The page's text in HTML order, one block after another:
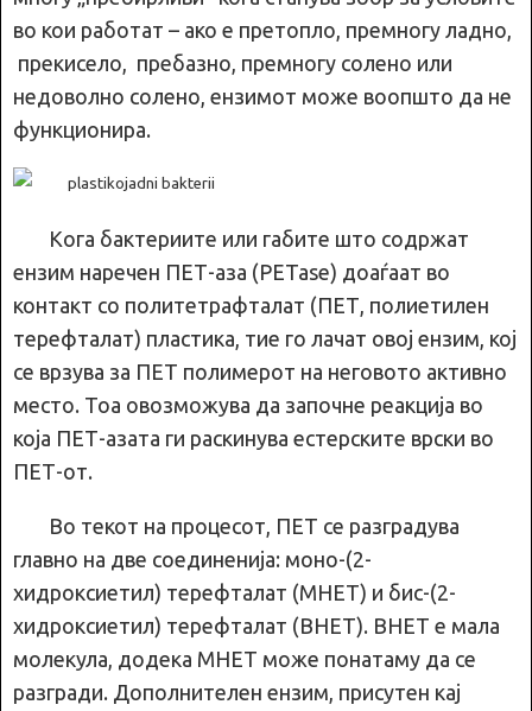
во кои работат – ако е претопло, премногу ладно,
прекисело, пребазно, премногу солено или
недоволно солено, ензимот може воопшто да не
функционира.
Кога бактериите или габите што содржат
ензим наречен ПЕТ-аза (PETase) доаѓаат во
контакт со политетрафталат (ПЕТ, полиетилен
терефталат) пластика, тие го лачат овој ензим, кој
се врзува за ПЕТ полимерот на неговото активно
место. Тоа овозможува да започне реакција во
која ПЕТ-азата ги раскинува естерските врски во
ПЕТ-от.
Во текот на процесот, ПЕТ се разградува
главно на две соединенија: моно-(2-
хидроксиетил) терефталат (MHET) и бис-(2-
хидроксиетил) терефталат (BHET). BHET е мала
молекула, додека MHET може понатаму да се
разгради. Дополнителен ензим, присутен кај